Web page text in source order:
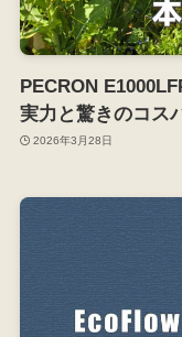
PECRON
実力と驚きのコス
2026年3月28日